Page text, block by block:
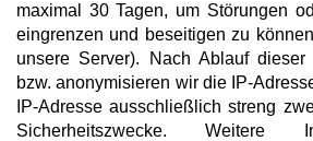
maximal 30 Tagen, um Störungen
eingrenzen und beseitigen zu
unsere Server). Nach Ablauf dieser
bzw. anonymisieren wir die IP-
IP-Adresse ausschließlich streng
Sicherheitszwecke. Weitere